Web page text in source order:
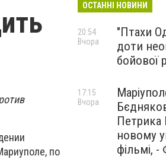
по
ОСТАННІ НОВИНИ
"Птахи
доти
бойової
20:54
Вчора
Петрика
новому
фільмі,
17:15
Вчора